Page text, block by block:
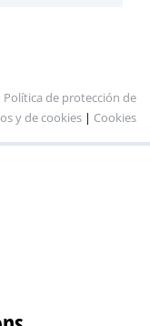
Política de protección de
y de cookies | Cookies